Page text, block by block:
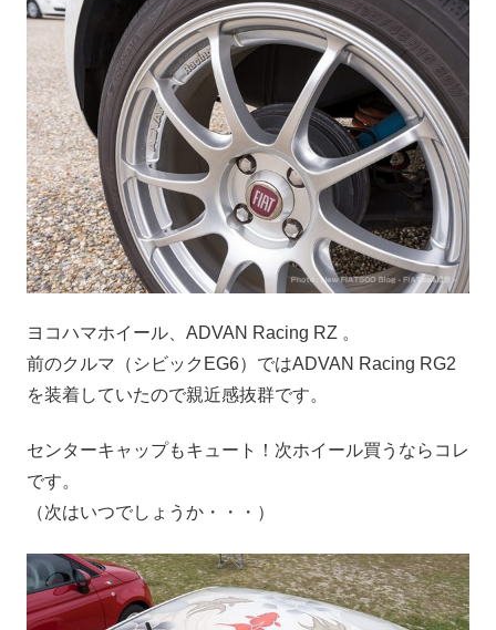
ヨコハマホイール、ADVAN Racing RZ 。
前のクルマ（シビックEG6）ではADVAN Racing RG2
を装着していたので親近感抜群です。
センターキャップもキュート！次ホイール買うならコレ
です。
（次はいつでしょうか・・・）